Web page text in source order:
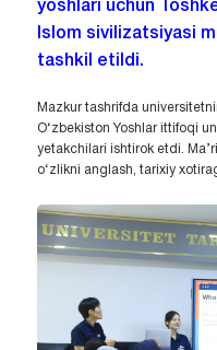
yoshlari uchun
Islom sivilizatsiyasi
tashkil etildi.
Mazkur tashrifda
O‘zbekiston Yoshlar ittifoqi
yetakchilari ishtirok etdi.
o‘zlikni anglash, tarixiy